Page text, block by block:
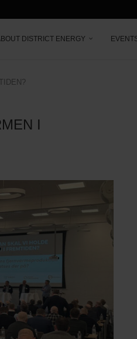
DISTRICT ENERGY
I